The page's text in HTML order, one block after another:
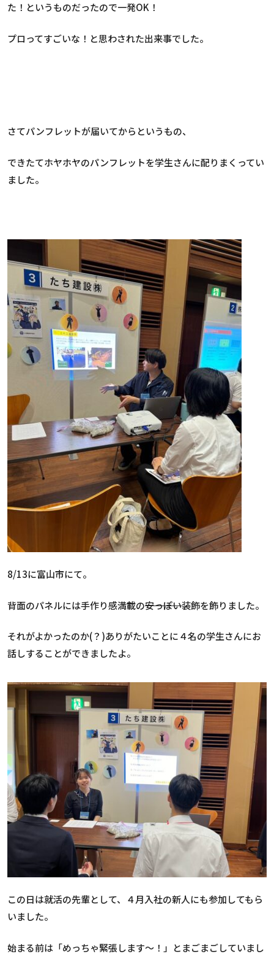
た！というものだったので一発OK！
プロってすごいな！と思わされた出来事でした。
さてパンフレットが届いてからというもの、
できたてホヤホヤのパンフレットを学生さんに配りまくってい
ました。
8/13に富山市にて。
背面のパネルには手作り感満載の安っぽい装飾を飾りました。
それがよかったのか(？)ありがたいことに４名の学生さんにお
話しすることができましたよ。
この日は就活の先輩として、４月入社の新人にも参加してもら
いました。
始まる前は「めっちゃ緊張します～！」とまごまごしていまし